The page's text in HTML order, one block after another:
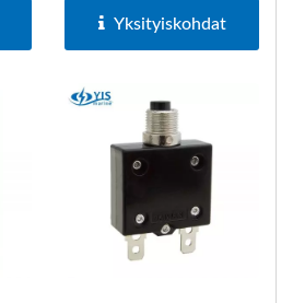
valaistut...Yksityiskohdat